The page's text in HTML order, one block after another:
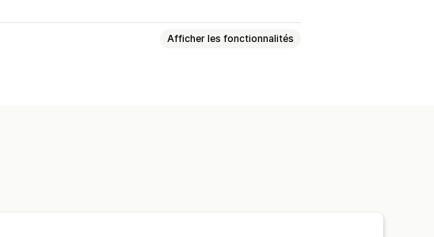
Afficher les fonctionnalités